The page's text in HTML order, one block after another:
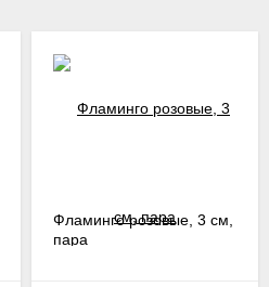
Фламинго розовые, 3 см,
пара